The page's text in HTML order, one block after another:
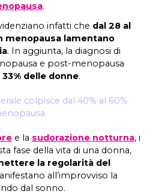
.
infatti che dal 28 al
menopausa lamentano
. In aggiunta, la diagnosi di
e post-menopausa
33% delle donne.
colpisce dal 40% al 60%
e la sudorazione notturna, i
fase della vita di una donna,
la regolarità del
all’improvviso la
dal sonno.